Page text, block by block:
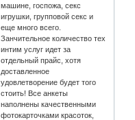
машине, госпожа, секс
игрушки, групповой секс и
еще много всего.
Занчительное количество тех
интим услуг идет за
отдельный прайс, хотя
доставленное
удовлетворение будет того
стоить! Все анкеты
наполнены качественными
фотокарточками красоток,